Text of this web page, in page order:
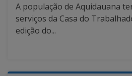
A população de Aquidauana
serviços da Casa do
edição do...